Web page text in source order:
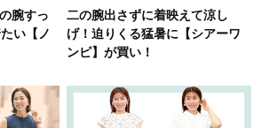
夏の【開運アクション】は”ひと拭き”習
「金運アップ→トイレ、じゃあ底上げ運
ゆりさん「40代になり、やっと“仕事以外の
”に目が向いた」ライフスタイルも、服も
腕すっ
い【ノ
二の腕出さずに着映えて涼し
げ！迫りくる猛暑に【シアーワ
ンピ】が買い！